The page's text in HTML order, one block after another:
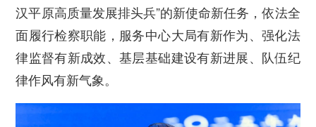
汉平原高质量发展排头兵”的新使命新任务，依法全
面履行检察职能，服务中心大局有新作为、强化法
律监督有新成效、基层基础建设有新进展、队伍纪
律作风有新气象。